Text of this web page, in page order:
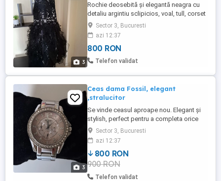
3
Rochie deosebită și elegantă neagra cu
detaliu argintiu sclipicios, voal, tull, corset
, lungă Purtată la un eveniment.. Radianta .
Fermoar ascuns
Sector 3, Bucuresti
azi 12:37
800 RON
Telefon validat
3
Ceas dama Fossil, elegant
,stralucitor
Se vinde ceasul aproape nou. Elegant și
stylish, perfect pentru a completa orice
outfit. Purtat o singura data, Un accesoriu
rafinat care adaugă o notă rafinata oricărei
ținute. Carcasa rotunda, 39 imprejur
cristale ,cifrele de pe cadran usor roz sunt
cristale. Bratara otel inoxidabil in cutie
originala, ...
Sector 3, Bucuresti
azi 12:37
800 RON
900 RON
Telefon validat